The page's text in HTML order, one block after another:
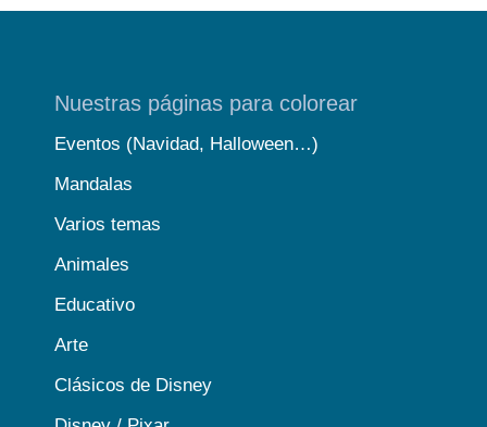
Nuestras páginas para colorear
Eventos (Navidad, Halloween…)
Mandalas
Varios temas
Animales
Educativo
Arte
Clásicos de Disney